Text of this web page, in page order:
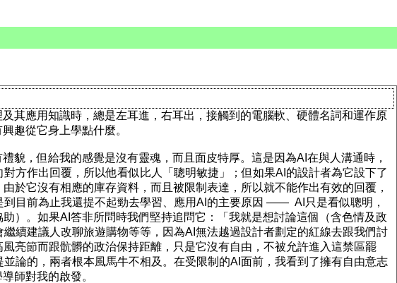
其應用知識時，總是左耳進，右耳出，接觸到的電腦軟、硬體名詞和運作原
趣從它身上學點什麼。
貌，但給我的感覺是沒有靈魂，而且面皮特厚。這是因為AI在與人溝通時，
方作出回覆，所以他看似比人「聰明敏捷」；但如果AI的設計者為它設下了
於它沒有相應的庫存資料，而且被限制表達，所以就不能作出有效的回覆，
目前為止我還提不起勁去學習、應用AI的主要原因 —— AI只是看似聰明，
）。如果AI答非所問時我們堅持追問它：「我就是想討論這個（含色情及政
續建議人改聊旅遊購物等等，因為AI無法越過設計者劃定的紅線去跟我們討
亮節而跟骯髒的政治保持距離，只是它沒有自由，不被允許進入這禁區罷
論的，兩者根本風馬牛不相及。在受限制的AI面前，我看到了擁有自由意志
師對我的啟發。